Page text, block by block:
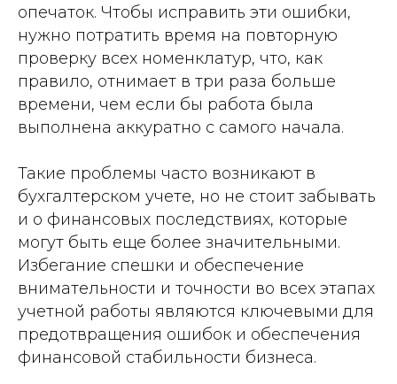
опечаток. Чтобы исправить эти ошибки,
нужно потратить время на повторную
проверку всех номенклатур, что, как
правило, отнимает в три раза больше
времени, чем если бы работа была
выполнена аккуратно с самого начала.
Такие проблемы часто возникают в
бухгалтерском учете, но не стоит забывать
и о финансовых последствиях, которые
могут быть еще более значительными.
Избегание спешки и обеспечение
внимательности и точности во всех этапах
учетной работы являются ключевыми для
предотвращения ошибок и обеспечения
финансовой стабильности бизнеса.